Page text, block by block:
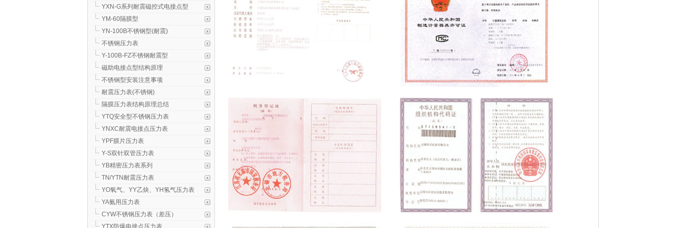
YXN-G系列耐震磁控式电接点型
YM-60隔膜型
YN-100B不锈钢型(耐震)
不锈钢压力表
Y-100B-FZ不锈钢耐震型
磁助电接点型结构原理
不锈钢型安装注意事项
耐震压力表(不锈钢)
隔膜压力表结构原理总结
YTQ安全型不锈钢压力表
YNXC耐震电接点压力表
YPF膜片压力表
Y-S双针双管压力表
YB精密压力表系列
TN/YTN耐震压力表
YO氧气、YY乙炔、YH氢气压力表
YA氨用压力表
CYW不锈钢压力表（差压）
YTX防爆电接点压力表